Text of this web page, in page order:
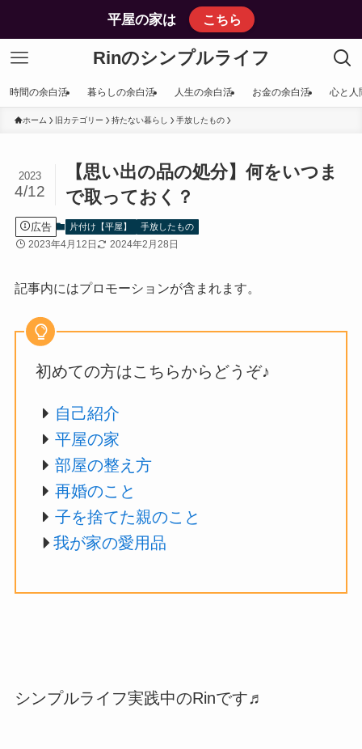
平屋の家は こちら
Rinのシンプルライフ
時間の余白活 暮らしの余白活 人生の余白活 お金の余白活 心と人
ホーム 旧カテゴリー 持たない暮らし 手放したもの
【思い出の品の処分】何をいつま
で取っておく？
2023
4/12
広告 片付け【平屋】 手放したもの
2023年4月12日 2024年2月28日
記事内にはプロモーションが含まれます。
初めての方はこちらからどうぞ♪
自己紹介
平屋の家
部屋の整え方
再婚のこと
子を捨てた親のこと
我が家の愛用品
シンプルライフ実践中のRinです♬